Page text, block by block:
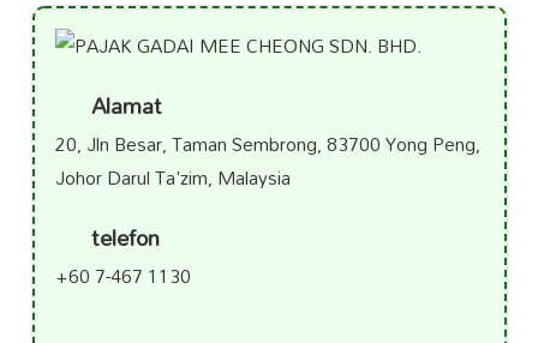
Alamat
20, Jln Besar, Taman Sembrong, 83700 Yong Peng,
Johor Darul Ta'zim, Malaysia
telefon
+60 7-467 1130